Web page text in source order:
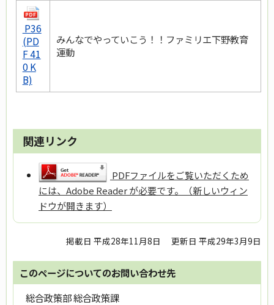
P36
(PD
F 41
0 K
B)
みんなでやっていこう！！ファミリエ下野教育
運動
関連リンク
PDFファイルをご覧いただくため
には、Adobe Reader が必要です。（新しいウィン
ドウが開きます）
掲載日 平成28年11月8日 更新日 平成29年3月9日
このページについてのお問い合わせ先
総合政策部 総合政策課